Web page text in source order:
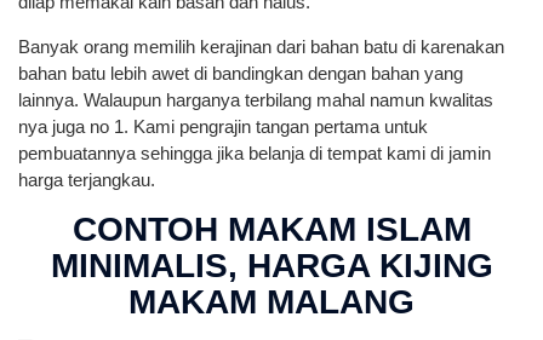
Banyak orang memilih kerajinan dari bahan batu di karenakan
bahan batu lebih awet di bandingkan dengan bahan yang
lainnya. Walaupun harganya terbilang mahal namun kwalitas
nya juga no 1. Kami pengrajin tangan pertama untuk
pembuatannya sehingga jika belanja di tempat kami di jamin
harga terjangkau.
CONTOH MAKAM ISLAM
MINIMALIS, HARGA KIJING
MAKAM MALANG